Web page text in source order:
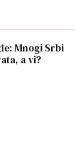
Mnogi Srbi
a vi?